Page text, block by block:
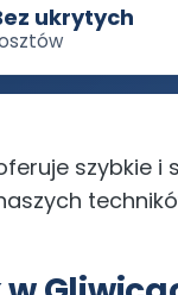
ukrytych
szybkie i